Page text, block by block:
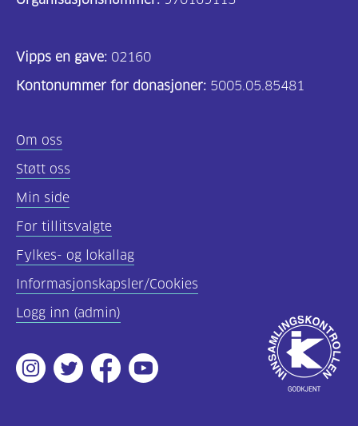
(195)
helsepersonell
(157)
innhold
(59)
Diabetes
type
1
(43)
Diabetes
2
Vipps en gave: 02160
Kontonummer for donasjoner: 5005.05.85481
Om oss
Støtt oss
Min side
For tillitsvalgte
Fylkes- og lokallag
Informasjonskapsler/Cookies
Logg inn (admin)
Instagram
TwitterFacebookYoutube
Godkjent
av